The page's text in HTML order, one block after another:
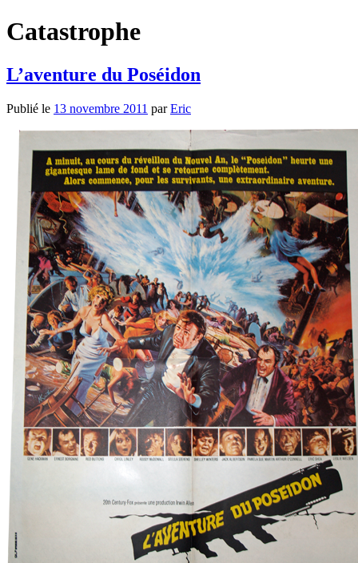
Catastrophe
L’aventure du Poséidon
Publié le 13 novembre 2011 parEric